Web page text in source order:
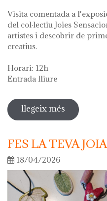
Visita comentada a
del col·lectiu Joies
artistes i descobrir de
creatius.
Horari: 12h
Entrada lliure
llegeix més sobre
l'aigua" en
FES LA TEVA
18/04/2026